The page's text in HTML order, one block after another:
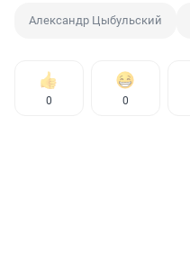
Александр Цыбульский
0 0